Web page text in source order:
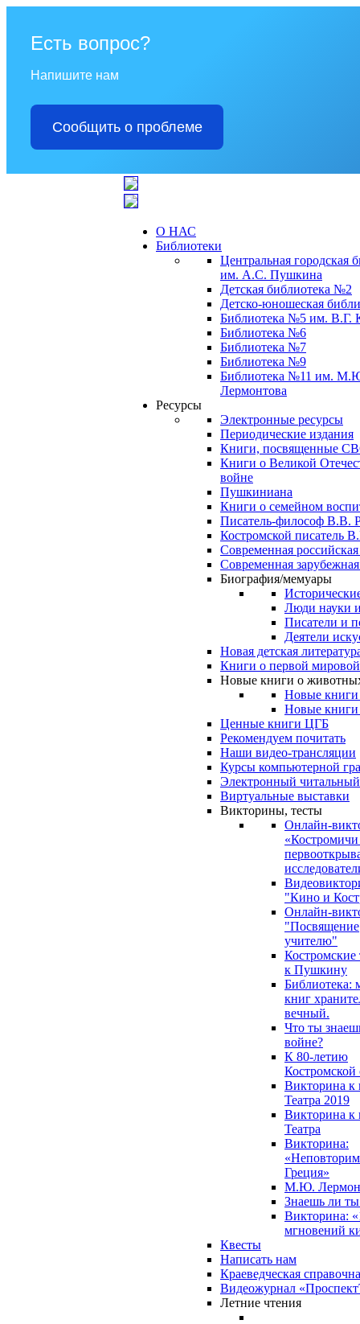
Есть вопрос?
Напишите нам
Сообщить о проблеме
О НАС
Библиотеки
Центральная городская
им. А.С. Пушкина
Детская библиотека №2
Детско-юношеская
Библиотека №5 им. В.Г.
Библиотека №6
Библиотека №7
Библиотека №9
Библиотека №11 им.
Лермонтова
Ресурсы
Электронные ресурсы
Периодические издания
Книги, посвященные
Книги о Великой
войне
Пушкиниана
Книги о семейном
Писатель-философ В.В.
Костромской писатель
Современная российская
Современная
Биография/мемуары
Люди науки
Писатели и
Деятели
Новая детская
Книги о первой
Новые книги о
Новые книги
Новые книги
Ценные книги ЦГБ
Рекомендуем почитать
Наши видео-трансляции
Курсы компьютерной
Электронный читальный
Виртуальные выставки
Викторины, тесты
Онлайн-
"Кино и
Онлайн-
"Посвящение
учителю"
к Пушкину
Библиотека:
книг
вечный.
Что ты
войне?
К 80-летию
Костромской
Викторина к
Театра 2019
Викторина к
Театра
Викторина:
Греция»
М.Ю.
Знаешь ли
Викторина:
мгновений
Квесты
Написать нам
Краеведческая
Видеожурнал
Летние чтения